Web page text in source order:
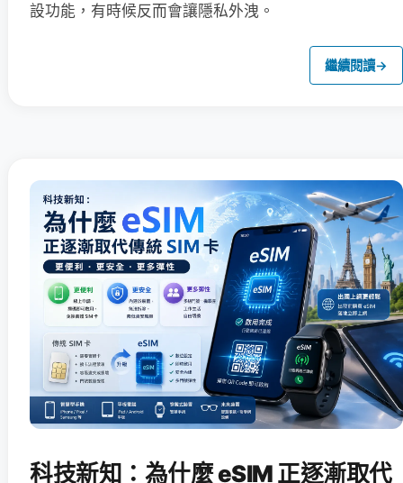
設功能，有時候反而會讓隱私外洩。
繼續閱讀→
科技新知：為什麼 eSIM 正逐漸取代